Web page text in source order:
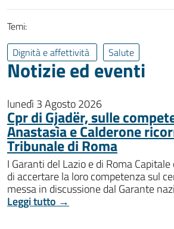
Temi:
Dignità e affettività
Salute
Notizie ed eventi
lunedì 3 Agosto 2026
Cpr di Gjadër, sulle
Anastasìa e Calderone
Tribunale di Roma
I Garanti del Lazio e di Roma
di accertare la loro competenza sul
messa in discussione dal Garante
Leggi tutto →